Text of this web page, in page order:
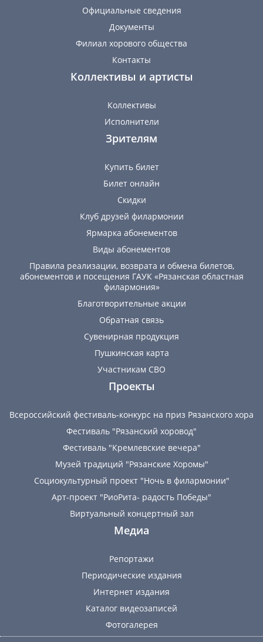
Официальные сведения
Документы
Филиал хорового общества
Контакты
Коллективы и артисты
Коллективы
Исполнители
Зрителям
Купить билет
Билет онлайн
Скидки
Клуб друзей филармонии
Ярмарка абонементов
Виды абонементов
Правила реализации, возврата и обмена билетов,
абонементов и посещения ГАУК «Рязанская областная
филармония»
Благотворительные акции
Обратная связь
Сувенирная продукция
Пушкинская карта
Участникам СВО
Проекты
Всероссийский фестиваль-конкурс на приз Рязанского хора
Фестиваль "Рязанский хоровод"
Фестиваль "Кремлевские вечера"
Музей традиций "Рязанские Хоромы"
Социокультурный проект "Ночь в филармонии"
Арт-проект "РиоРита- радость Победы"
Виртуальный концертный зал
Медиа
Репортажи
Периодические издания
Интернет издания
Каталог видеозаписей
Фотогалерея